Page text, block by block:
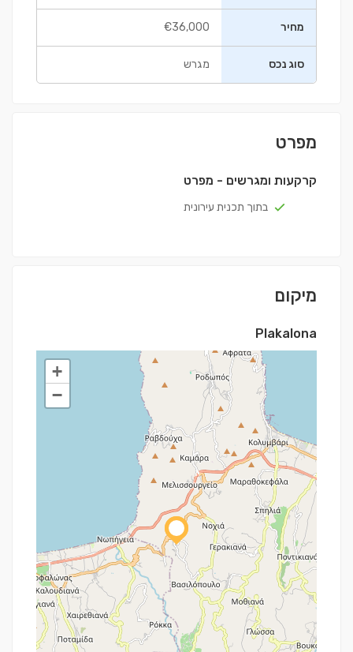
מחיר €36,000
סוג נכס מגרש
מפרט
קרקעות ומגרשים - מפרט
בתוך תכנית עירונית
מיקום
Plakalona
+
−